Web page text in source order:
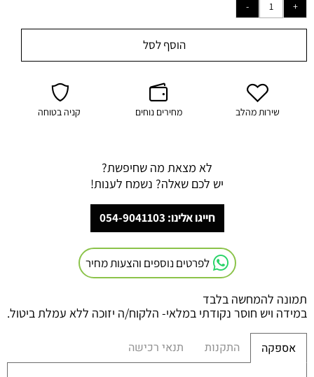
הוסף לסל
שירות מהלב מחירים נוחים קניה בטוחה
לא מצאת מה שחיפשת?
יש לכם שאלה? נשמח לענות!
חייגו אלינו: 054-9041103
לפרטים נוספים והצעות מחיר
תמונה להמחשה בלבד
במידה ויש חוסר נקודתי במלאי- הלקוח/ה יזוכה ללא עמלת ביטול.
אספקה התקנות תנאי רכישה